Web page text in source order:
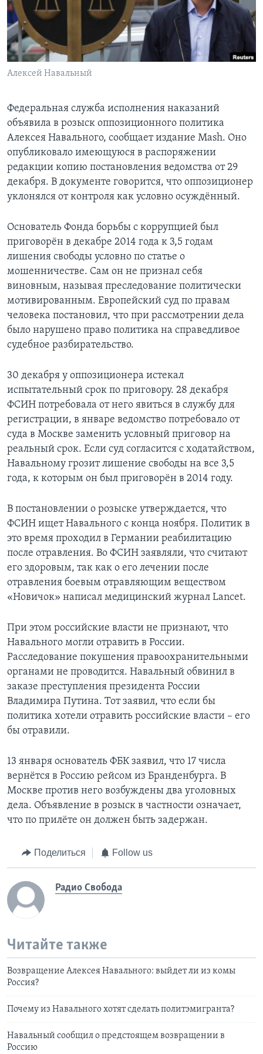
Learning English
СОЦИАЛЬНЫЕ СЕТИ
Языки
Алексей Навальный
Федеральная служба исполнения наказаний
объявила в розыск оппозиционного политика
Алексея Навального, сообщает издание Mash. Оно
опубликовало имеющуюся в распоряжении
редакции копию постановления ведомства от 29
декабря. В документе говорится, что оппозиционер
уклонялся от контроля как условно осуждённый.
Основатель Фонда борьбы с коррупцией был
приговорён в декабре 2014 года к 3,5 годам
лишения свободы условно по статье о
мошенничестве. Сам он не признал себя
виновным, называя преследование политически
мотивированным. Европейский суд по правам
человека постановил, что при рассмотрении дела
было нарушено право политика на справедливое
судебное разбирательство.
30 декабря у оппозиционера истекал
испытательный срок по приговору. 28 декабря
ФСИН потребовала от него явиться в службу для
регистрации, в январе ведомство потребовало от
суда в Москве заменить условный приговор на
реальный срок. Если суд согласится с ходатайством,
Навальному грозит лишение свободы на все 3,5
года, к которым он был приговорён в 2014 году.
В постановлении о розыске утверждается, что
ФСИН ищет Навального с конца ноября. Политик в
это время проходил в Германии реабилитацию
после отравления. Во ФСИН заявляли, что считают
его здоровым, так как о его лечении после
отравления боевым отравляющим веществом
«Новичок» написал медицинский журнал Lancet.
При этом российские власти не признают, что
Навального могли отравить в России.
Расследование покушения правоохранительными
органами не проводится. Навальный обвинил в
заказе преступления президента России
Владимира Путина. Тот заявил, что если бы
политика хотели отравить российские власти – его
бы отравили.
13 января основатель ФБК заявил, что 17 числа
вернётся в Россию рейсом из Бранденбурга. В
Москве против него возбуждены два уголовных
дела. Объявление в розыск в частности означает,
что по прилёте он должен быть задержан.
Поделиться Follow us
Радио Свобода
Читайте также
Возвращение Алексея Навального: выйдет ли из комы
Россия?
Почему из Навального хотят сделать политэмигранта?
Навальный сообщил о предстоящем возвращении в
Россию